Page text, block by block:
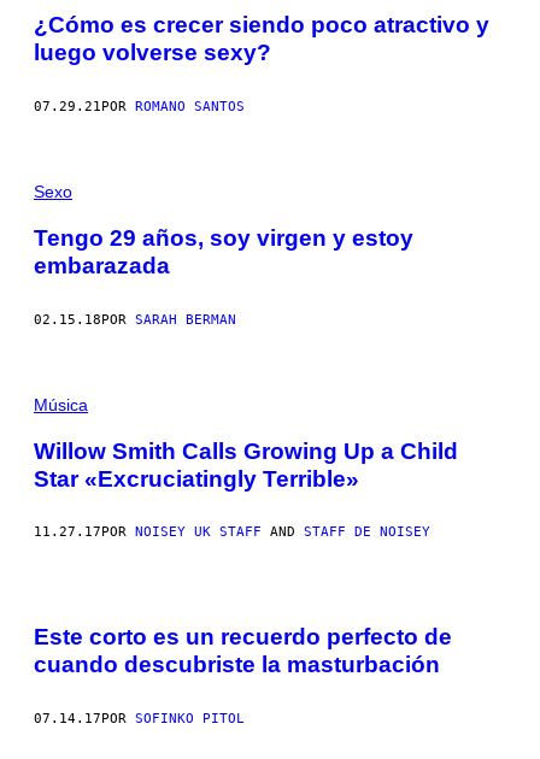
¿Cómo es crecer siendo poco atractivo y
luego volverse sexy?
07.29.21 POR ROMANO SANTOS
Sexo
Tengo 29 años, soy virgen y estoy
embarazada
02.15.18POR SARAH BERMAN
Música
Willow Smith Calls Growing Up a Child
Star «Excruciatingly Terrible»
11.27.17 POR NOISEY UK STAFF AND STAFF DE NOISEY
Este corto es un recuerdo perfecto de
cuando descubriste la masturbación
07.14.17POR SOFINKO PITOL